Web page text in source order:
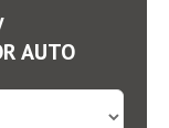
AUTO